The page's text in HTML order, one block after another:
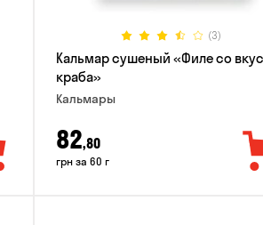
(3)
Кальмар сушеный «Филе со
краба»
Кальмары
82,80
грн за 60 г